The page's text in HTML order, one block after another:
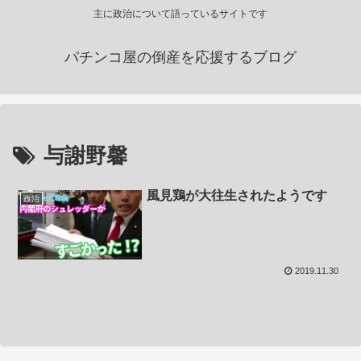
主に政治について語っているサイトです
パチンコ屋の倒産を応援するブログ
与謝野馨
政治 風見鶏が大往生されたようです
2019.11.30